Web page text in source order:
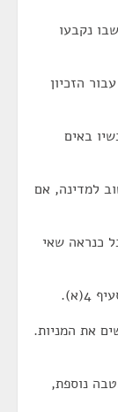
נקבעו
הזכיון
באים
למדינה, אם
כנראה שאי
את המניות.
נוספת,